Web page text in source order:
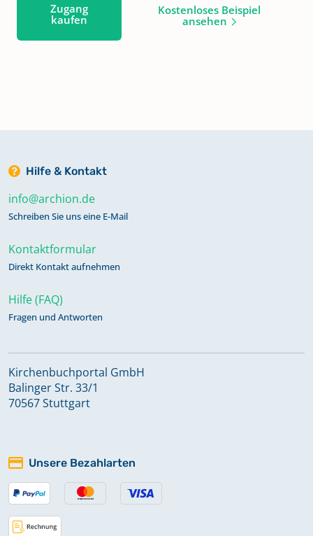
Zugang
kaufen
Kostenloses Beispiel
ansehen
Hilfe & Kontakt
info@archion.de
Schreiben Sie uns eine E-Mail
Kontaktformular
Direkt Kontakt aufnehmen
Hilfe (FAQ)
Fragen und Antworten
Kirchenbuchportal GmbH
Balinger Str. 33/1
70567 Stuttgart
Unsere Bezahlarten